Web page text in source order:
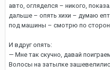
авто, огляделся – никого,
дальше – опять хихи – думаю
под машины – смотрю по
И вдруг опять:
— Мне так скучно, давай
Волосы на затылке